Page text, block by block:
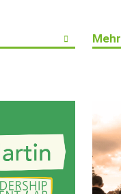
Mehr